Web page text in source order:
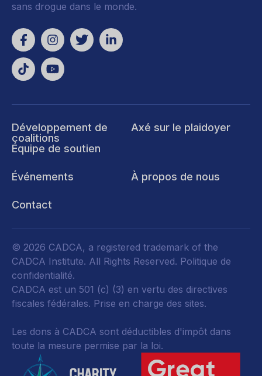
sans drogue dans le monde.
Développement de
coalitions
Équipe de soutien
Axé sur le plaidoyer
Événements À propos de nous
Contact
© 2026 CADCA, a registered trademark of the
CADCA Institute. All Rights Reserved. Politique de
confidentialité.
CADCA est un 501 (c) (3) en vertu des directives
fiscales fédérales. Prise en charge des sites.
Les dons à CADCA sont déductibles d'impôt dans
toute la mesure permise par la loi.